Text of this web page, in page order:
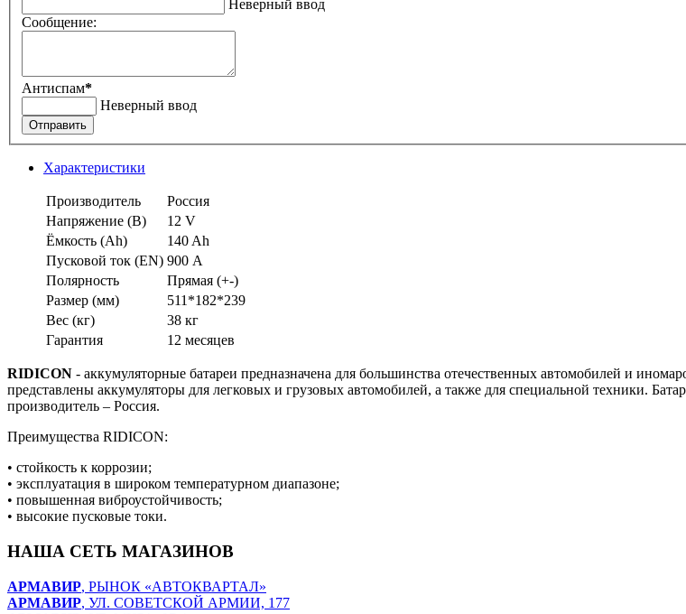
Неверный ввод
Сообщение:
Антиспам*
Неверный ввод
Отправить
Характеристики
Производитель
Россия
Напряжение (В)
12 V
Ёмкость (Аh)
140 Ah
Пусковой ток (EN) 900 А
Полярность
Прямая (+-)
Размер (мм)
511*182*239
Вес (кг)
38 кг
Гарантия
12 месяцев
RIDICON - аккумуляторные батареи предназначена для большинства отечественных автомобилей и
представлены аккумуляторы для легковых и грузовых автомобилей, а также для специальной техники.
производитель – Россия.
Преимущества RIDICON:
• стойкость к коррозии;
• эксплуатация в широком температурном диапазоне;
• повышенная виброустойчивость;
• высокие пусковые токи.
НАША СЕТЬ МАГАЗИНОВ
АРМАВИР, РЫНОК «АВТОКВАРТАЛ»
АРМАВИР, УЛ. СОВЕТСКОЙ АРМИИ, 177